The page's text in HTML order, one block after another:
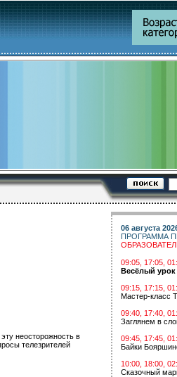
неосторожность в
телезрителей
06 августа
ПРОГРАММА
09:05, 17:05,
Весёлый урок
09:15, 17:15,
Мастер-класс
09:40, 17:40,
Заглянем в
09:45, 17:45,
Байки
10:00, 18:00,
Сказочный